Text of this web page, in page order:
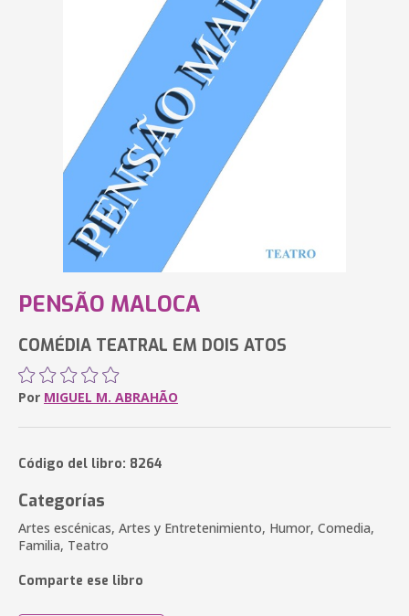
PENSÃO MALOCA
COMÉDIA TEATRAL EM DOIS ATOS
Por MIGUEL M. ABRAHÃO
Código del libro: 8264
Categorías
Artes escénicas, Artes y Entretenimiento, Humor, Comedia,
Familia, Teatro
Comparte ese libro